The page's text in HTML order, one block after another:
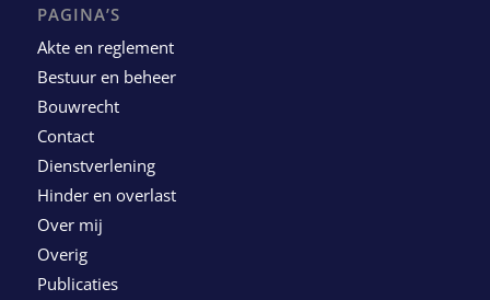
PAGINA’S
Akte en reglement
Bestuur en beheer
Bouwrecht
Contact
Dienstverlening
Hinder en overlast
Over mij
Overig
Publicaties